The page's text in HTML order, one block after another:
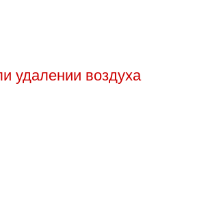
удалении воздуха